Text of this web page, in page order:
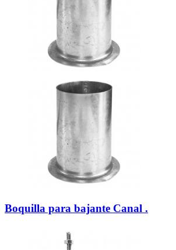
Boquilla para bajante Canal .